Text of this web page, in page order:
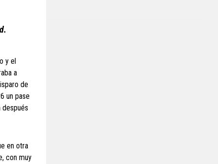
y el
a
de
un pase
después
en otra
con muy